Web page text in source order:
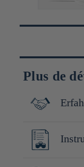
Plus de
Les produits
sensorielle